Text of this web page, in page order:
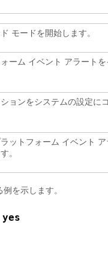
モードを開始します。
ーム イベント アラートを
ションをシステムの設定に
ラットフォーム イベント
。
を示します。